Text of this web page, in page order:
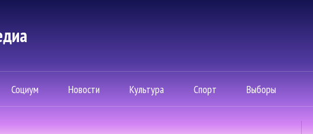
Социум Новости Культура Спорт Выборы